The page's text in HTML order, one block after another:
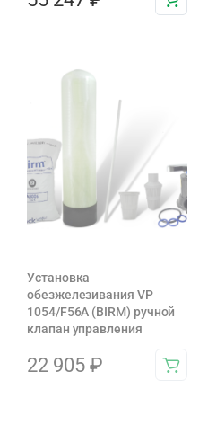
Установка
обезжелезивания VP
1054/F56A (BIRM) ручной
клапан управления
22 905 ₽